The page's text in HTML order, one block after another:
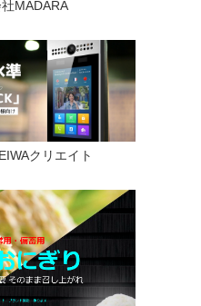
MADARA
クリエイト